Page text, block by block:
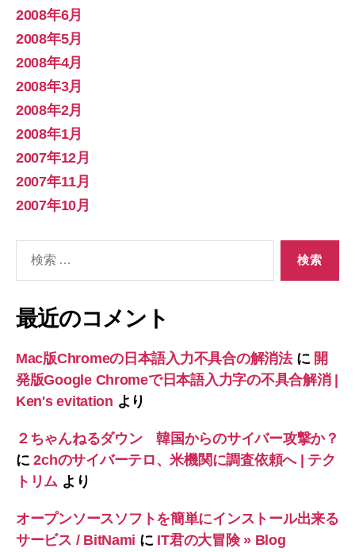
2008年6月
2008年5月
2008年4月
2008年3月
2008年2月
2008年1月
2007年12月
2007年11月
2007年10月
象:
最近のコメント
Mac版Chromeの日本語入力不具合の解消法に 開
発版Google Chromeで日本語入力字の不具合解消 |
Ken's evitation より
２ちゃんねるダウン 韓国からのサイバー攻撃か？
に2chのサイバーテロ、米機関に調査依頼へ | テク
トリム より
オープンソースソフトを簡単にインストール出来る
サービス / BitNami に IT君の大冒険 » Blog